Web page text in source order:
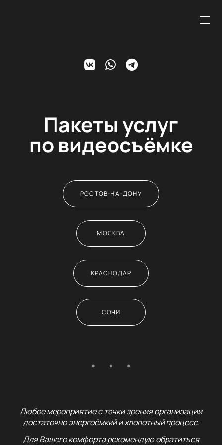
Пакеты услуг
по видеосъёмке
РОСТОВ-НА-ДОНУ
МОСКВА
КРАСНОДАР
СОЧИ
Любое мероприятие с точки зрения организации
достаточно энергоёмкий и хлопотный процесс.
Для Вашего комфорта рекомендую обратиться